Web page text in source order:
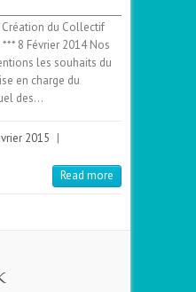
: Création du Collectif
8 Février 2014 Nos
les souhaits du
en charge du
des…
2015 |
Read more